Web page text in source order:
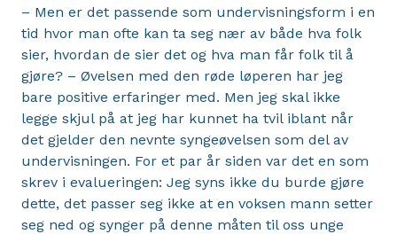
– Men er det passende som undervisningsform i en
tid hvor man ofte kan ta seg nær av både hva folk
sier, hvordan de sier det og hva man får folk til å
gjøre? – Øvelsen med den røde løperen har jeg
bare positive erfaringer med. Men jeg skal ikke
legge skjul på at jeg har kunnet ha tvil iblant når
det gjelder den nevnte syngeøvelsen som del av
undervisningen. For et par år siden var det en som
skrev i evalueringen: Jeg syns ikke du burde gjøre
dette, det passer seg ikke at en voksen mann setter
seg ned og synger på denne måten til oss unge